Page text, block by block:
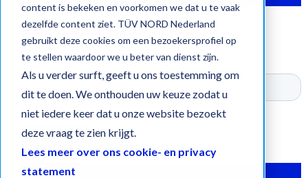
content is bekeken en voorkomen we dat u te vaak
dezelfde content ziet. TÜV NORD Nederland
gebruikt deze cookies om een bezoekersprofiel op
te stellen waardoor we u beter van dienst zijn.
Als u verder surft, geeft u ons toestemming om
dit te doen. We onthouden uw keuze zodat u
niet iedere keer dat u onze website bezoekt
deze vraag te zien krijgt.
Lees meer over ons cookie- en privacy
statement